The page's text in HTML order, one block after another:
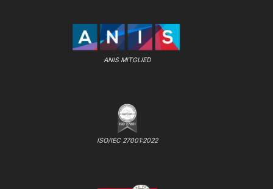
ANIS MITGLIED
ISO/IEC 27001:2022